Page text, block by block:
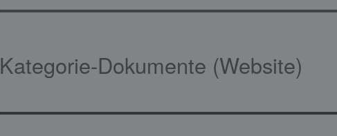
Kategorie-Dokumente (Website)